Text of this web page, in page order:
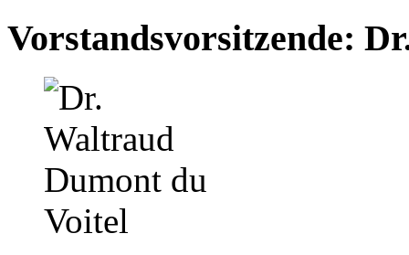
Vorstandsvorsitzende: